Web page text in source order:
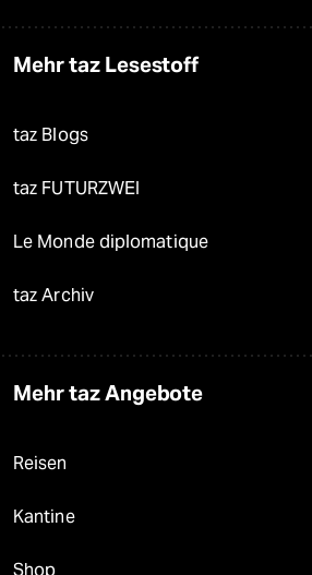
Mehr taz Lesestoff
taz Blogs
taz FUTURZWEI
Le Monde diplomatique
taz Archiv
Mehr taz Angebote
Reisen
Kantine
Shop